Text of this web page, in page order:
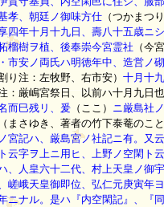
孝、朝廷ノ御味方仕 （つかまつ
四年十月十九日、壽八十五歳ニ
榴樹ヲ植、後奉崇今宮霊社 （今
市安ノ両氏ハ明徳年中、造営ノ
割り注：左牧野、右市安） 十月十
注：厳嶋宮祭日、以前ハ十月九日
而巳残リ、爰 （ここ）
ニ厳島社
（まさゆき、著者の竹下泰菴のこ
宮記ハ、厳島宮ノ社記ニ有。又
云字ヲ上ニ用ヒ、上野ノ空閑ト
、人皇六十二代、村上天皇ノ御
嵯峨天皇御即位、弘仁元庚寅年
ニナル。是ハ『内空閑記』、『